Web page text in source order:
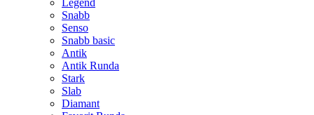
Legend
Snabb
Senso
Snabb basic
Antik
Antik Runda
Stark
Slab
Diamant